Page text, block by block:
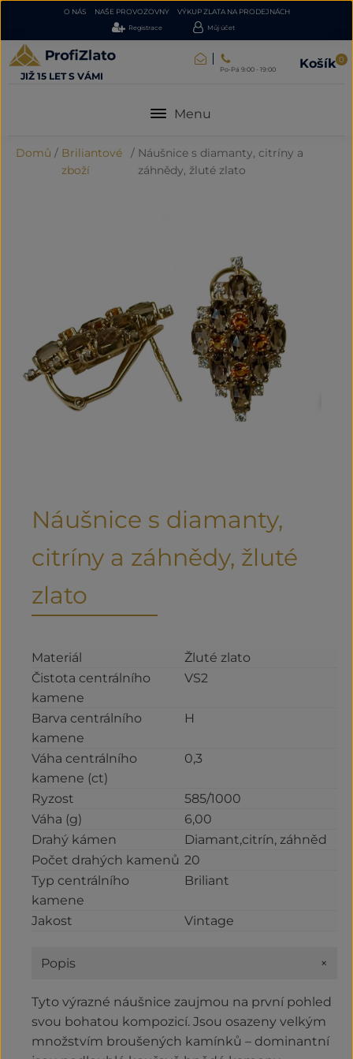
O NÁS NAŠE PROVOZOVNY VÝKUP ZLATA NA PRODEJNÁCH
Registrace Můj účet
JIŽ 15 LET S VÁMI
Po-Pá 9:00 - 19:00 Košík 0
Menu
Domů / Briliantové
zboží
/ Náušnice s diamanty, citríny a
záhnědy, žluté zlato
Náušnice s diamanty,
citríny a záhnědy, žluté
zlato
Materiál
Žluté zlato
Čistota centrálního
kamene
VS2
Barva centrálního
kamene
H
Váha centrálního
kamene (ct)
0,3
Ryzost
585/1000
Váha (g)
6,00
Drahý kámen
Diamant,citrín, záhněd
Počet drahých kamenů 20
Typ centrálního
kamene
Briliant
Jakost Vintage
Popis +
Tyto výrazné náušnice zaujmou na první pohled
svou bohatou kompozicí. Jsou osazeny velkým
množstvím broušených kamínků – dominantní